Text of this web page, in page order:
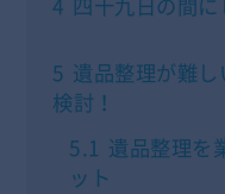
5 遺品整理が難
検討！
5.1 遺品整理を
ット